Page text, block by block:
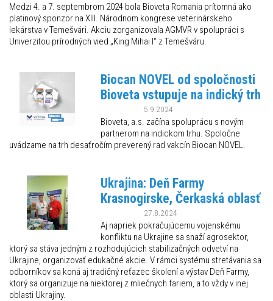
Medzi 4. a 7. septembrom 2024 bola Bioveta Romania prítomná ako
platinový sponzor na XIII. Národnom kongrese veterinárskeho
lekárstva v Temešvári. Akciu zorganizovala AGMVR v spolupráci s
Univerzitou prírodných vied „King Mihai I“ z Temešváru.
Biocan NOVEL od spoločnosti
Bioveta vstupuje na indický trh
5.9.2024
Bioveta, a.s. začína spoluprácu s novým
partnerom na indickom trhu. Spoločne
uvádzame na trh desaťročím preverený rad vakcín Biocan NOVEL.
Ukrajina: Deň Farmy
Krasnogirske, Čerkaská oblasť
27.8.2024
Aj napriek pokračujúcemu vojenskému
konfliktu na Ukrajine sa snaží agrosektor,
ktorý sa stáva jedným z rozhodujúcich stabilizačných odvetví na
Ukrajine, organizovať edukačné akcie. V rámci systému stretávania sa
odborníkov sa koná aj tradičný reťazec školení a výstav Deň Farmy,
ktorý sa organizuje na niektorej z mliečnych fariem, a to vždy v inej
oblasti Ukrajiny.